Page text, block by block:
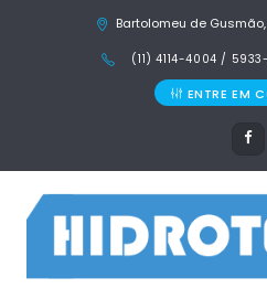
Bartolomeu de
(11) 4114-4004 /
ENTRE EM